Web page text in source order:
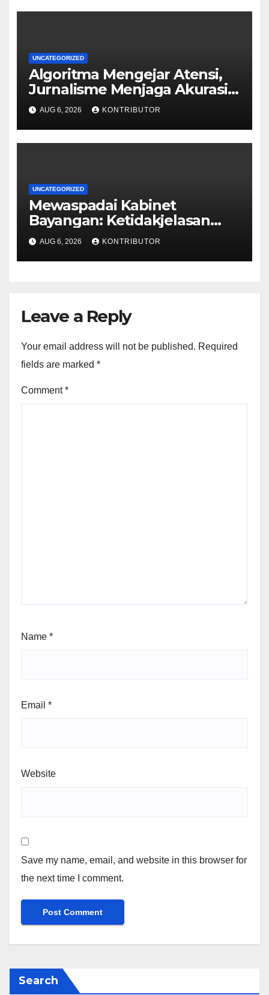
UNCATEGORIZED
Algoritma Mengejar Atensi,
Jurnalisme Menjaga Akurasi
dan Akal Sehat Publik
AUG 6, 2026 KONTRIBUTOR
UNCATEGORIZED
Mewaspadai Kabinet
Bayangan: Ketidakjelasan
Legitimasi Moral dan
Representasi
AUG 6, 2026 KONTRIBUTOR
Leave a Reply
Your email address will not be published. Required
fields are marked *
Comment*
Name *
Email *
Website
Save my name, email, and website in this browser for
the next time I comment.
Search